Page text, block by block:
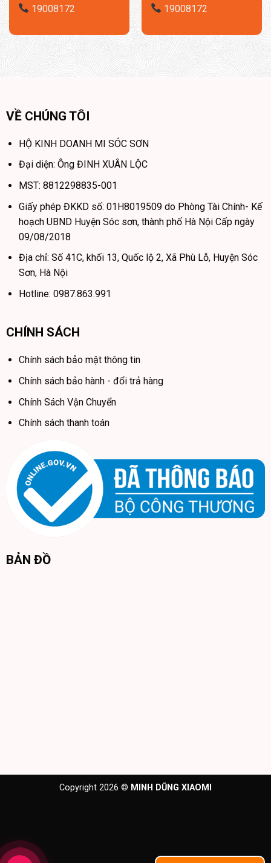
19008172
19008172
VỀ CHÚNG TÔI
HỘ KINH DOANH MI SÓC SƠN
Đại diện: Ông ĐINH XUÂN LỘC
MST: 8812298835-001
Giấy phép ĐKKD số: 01H8019509 do Phòng Tài Chính- Kế
hoạch UBND Huyện Sóc sơn, thành phố Hà Nội Cấp ngày
09/08/2018
Địa chỉ: Số 41C, khối 13, Quốc lộ 2, Xã Phù Lỗ, Huyện Sóc
Sơn, Hà Nội
Hotline: 0987.863.991
CHÍNH SÁCH
Chính sách bảo mật thông tin
Chính sách bảo hành - đổi trả hàng
Chính Sách Vận Chuyển
Chính sách thanh toán
BẢN ĐỒ
Copyright 2026 © MINH DŨNG XIAOMI